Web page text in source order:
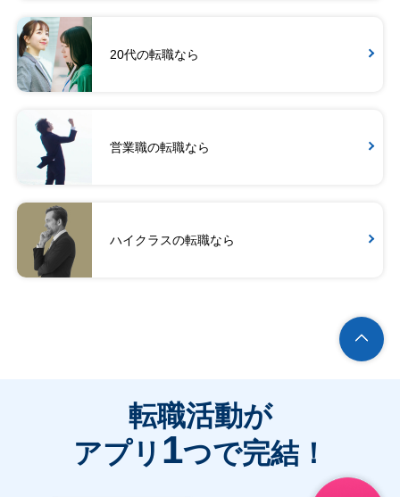
20代の転職なら
営業職の転職なら
ハイクラスの転職なら
転職活動が
アプリ 1つで完結！